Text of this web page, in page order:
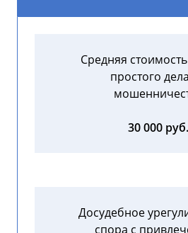
Средняя
простого
30 000 руб.
Досудебное
спора с